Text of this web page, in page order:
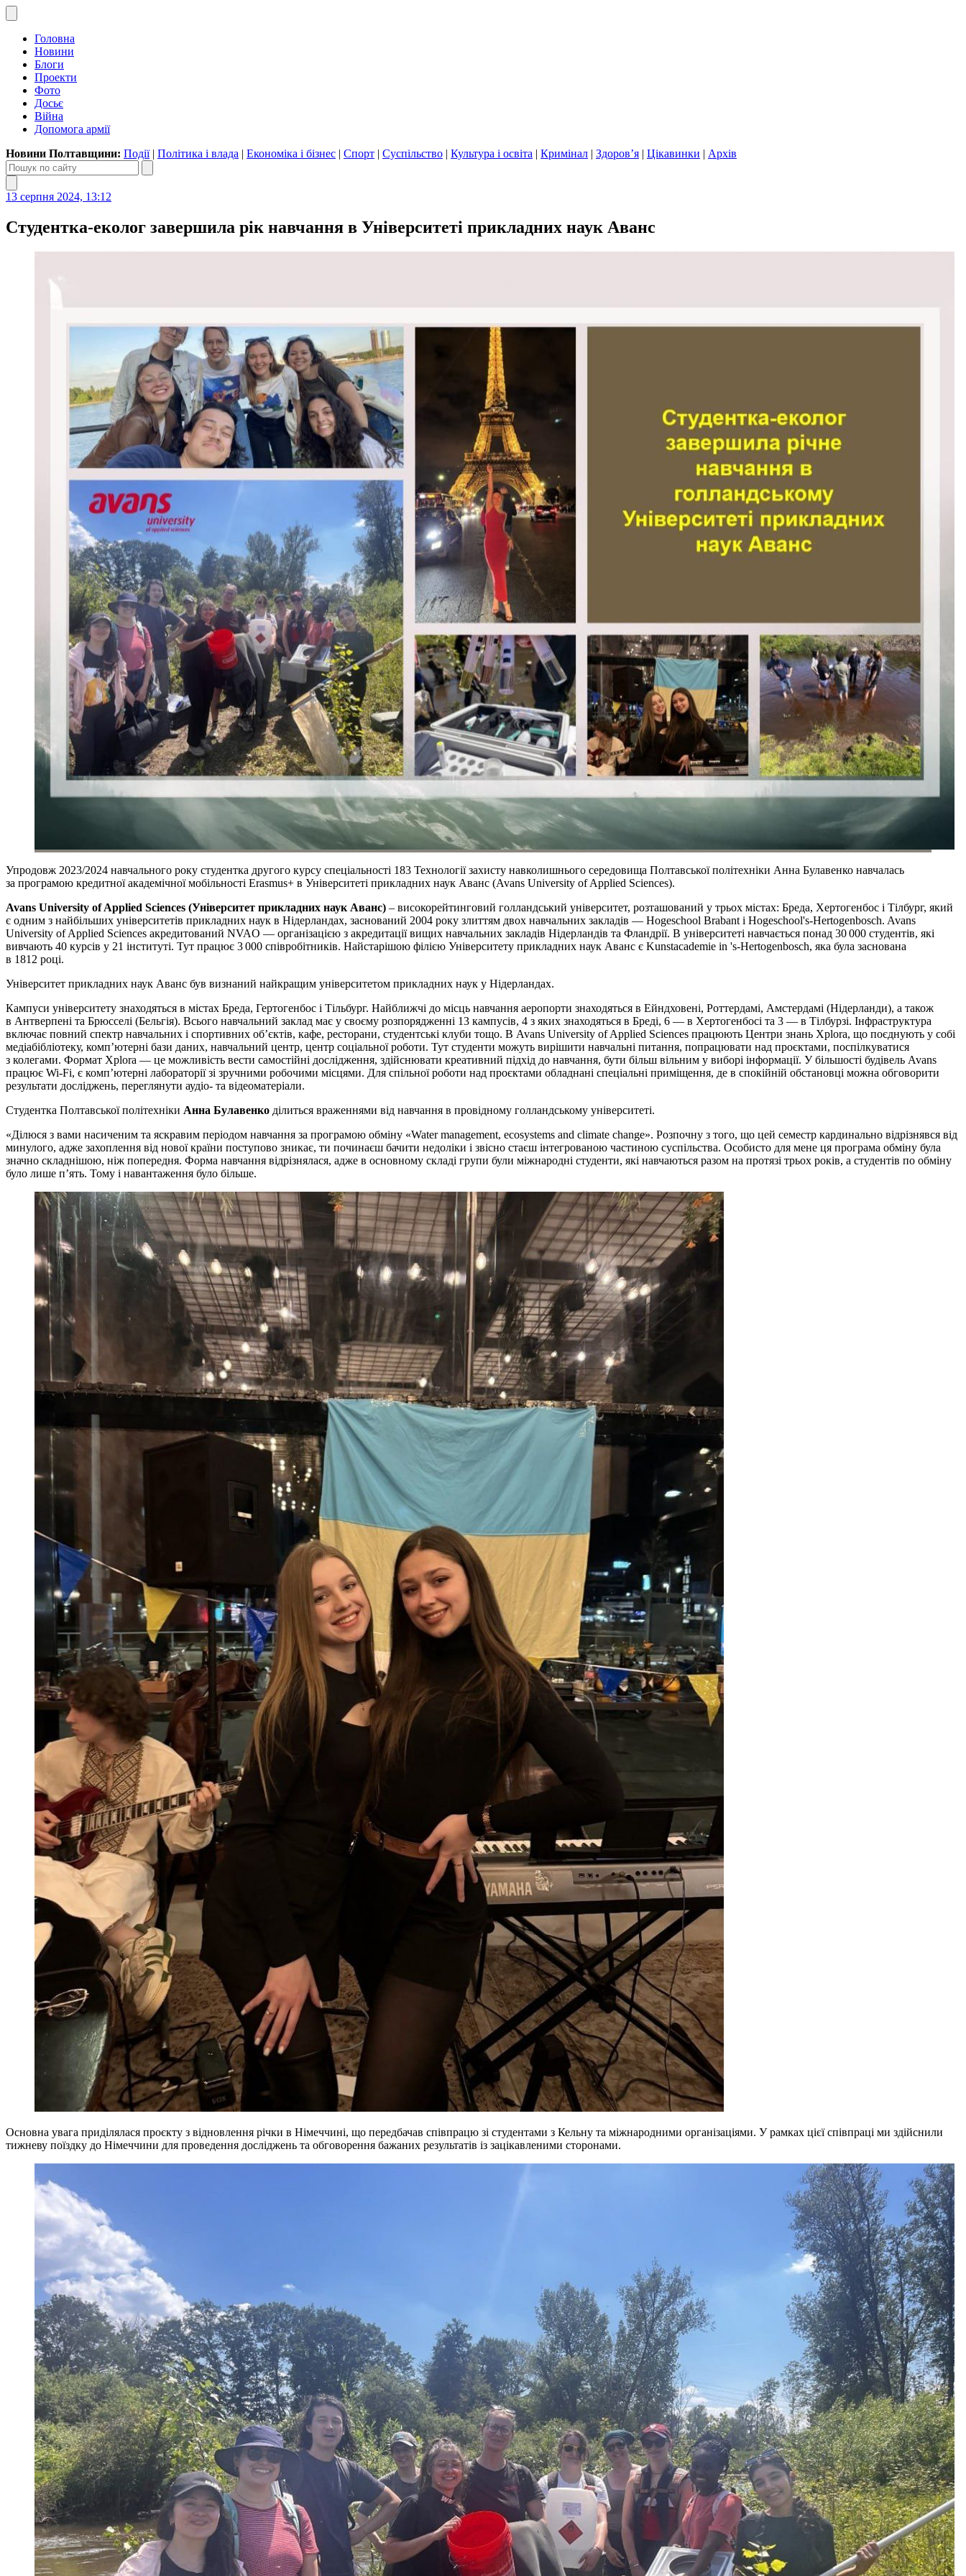
Головна
Новини
Блоги
Проекти
Фото
Досьє
Війна
Допомога армії
Новини Полтавщини: Події| Політика і влада | Економіка і бізнес | Спорт | Суспільство | Культура і освіта | Кримінал | Здоров’я | Цікавинки | Архів
13 серпня 2024, 13:12
Студентка-еколог завершила рік навчання в Університеті прикладних наук Аванс
Упродовж 2023/2024 навчального року студентка другого курсу спеціальності 183 Технології захисту навколишнього середовища Полтавської політехніки Анна Булавенко навчалась
за програмою кредитної академічної мобільності Erasmus+ в Університеті прикладних наук Аванс (Avans University of Applied Sciences).
Avans University of Applied Sciences (Університет прикладних наук Аванс) – високорейтинговий голландський університет, розташований у трьох містах: Бреда, Хертогенбос і Тілбург, який
є одним з найбільших університетів прикладних наук в Нідерландах, заснований 2004 року злиттям двох навчальних закладів — Hogeschool Brabant і Hogeschool's-Hertogenbosch. Avans
University of Applied Sciences акредитований NVAO — організацією з акредитації вищих навчальних закладів Нідерландів та Фландрії. В університеті навчається понад 30 000 студентів, які
вивчають 40 курсів у 21 інституті. Тут працює 3 000 співробітників. Найстарішою філією Університету прикладних наук Аванс є Kunstacademie in 's-Hertogenbosch, яка була заснована
в 1812 році.
Університет прикладних наук Аванс був визнаний найкращим університетом прикладних наук у Нідерландах.
Кампуси університету знаходяться в містах Бреда, Гертогенбос і Тільбург. Найближчі до місць навчання аеропорти знаходяться в Ейндховені, Роттердамі, Амстердамі (Нідерланди), а також
в Антверпені та Брюсселі (Бельгія). Всього навчальний заклад має у своєму розпорядженні 13 кампусів, 4 з яких знаходяться в Бреді, 6 — в Хертогенбосі та 3 — в Тілбурзі. Інфраструктура
включає повний спектр навчальних і спортивних об’єктів, кафе, ресторани, студентські клуби тощо. В Avans University of Applied Sciences працюють Центри знань Xplora, що поєднують у собі
медіабібліотеку, комп’ютерні бази даних, навчальний центр, центр соціальної роботи. Тут студенти можуть вирішити навчальні питання, попрацювати над проєктами, поспілкуватися
з колегами. Формат Xplora — це можливість вести самостійні дослідження, здійснювати креативний підхід до навчання, бути більш вільним у виборі інформації. У більшості будівель Avans
працює Wi-Fi, є комп’ютерні лабораторії зі зручними робочими місцями. Для спільної роботи над проєктами обладнані спеціальні приміщення, де в спокійній обстановці можна обговорити
результати досліджень, переглянути аудіо- та відеоматеріали.
Студентка Полтавської політехніки Анна Булавенко ділиться враженнями від навчання в провідному голландському університеті.
«Ділюся з вами насиченим та яскравим періодом навчання за програмою обміну «Water management, ecosystems and climate change». Розпочну з того, що цей семестр кардинально відрізнявся від
минулого, адже захоплення від нової країни поступово зникає, ти починаєш бачити недоліки і звісно стаєш інтегрованою частиною суспільства. Особисто для мене ця програма обміну була
значно складнішою, ніж попередня. Форма навчання відрізнялася, адже в основному складі групи були міжнародні студенти, які навчаються разом на протязі трьох років, а студентів по обміну
було лише п’ять. Тому і навантаження було більше.
Основна увага приділялася проєкту з відновлення річки в Німеччині, що передбачав співпрацю зі студентами з Кельну та міжнародними організаціями. У рамках цієї співпраці ми здійснили
тижневу поїздку до Німеччини для проведення досліджень та обговорення бажаних результатів із зацікавленими сторонами.